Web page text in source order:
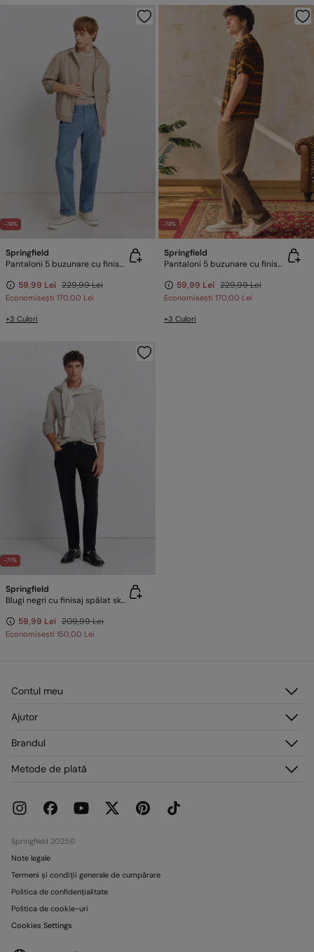
-74%
Springfield
Pantaloni 5 buzunare cu finisaj spălat straight fit
59,99 Lei 229,99 Lei
Economisești 170,00 Lei
+3 Culori
-74%
Springfield
Pantaloni 5 buzunare cu finisaj spălat straight fit
59,99 Lei 229,99 Lei
Economisești 170,00 Lei
+3 Culori
-71%
Springfield
Blugi negri cu finisaj spălat skinny fit
59,99 Lei 209,99 Lei
Economisești 150,00 Lei
Contul meu
Înregistrare
Adresele mele
Ajutor
Livrare
Promoții curente
Brandul
Magazine
Metode de plată
Springfield 2025©
Note legale
Termeni și condiții generale de cumpărare
Politica de confidențialitate
Politica de cookie-uri
Cookies Settings